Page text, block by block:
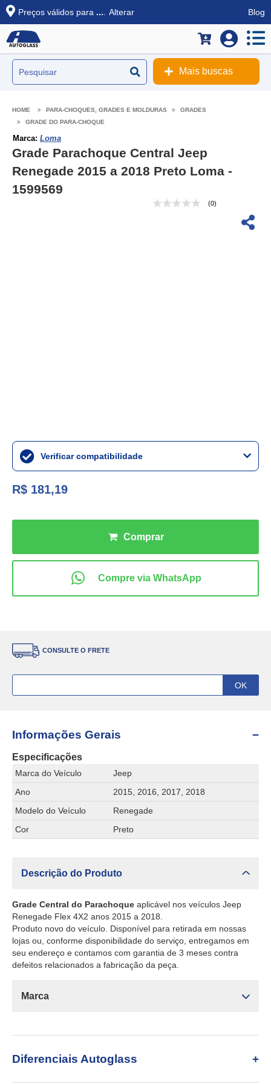
Preços válidos para ... Alterar Blog
Mais buscas
PARA-CHOQUES, GRADES E MOLDURAS
GRADES
GRADE DO PARA-CHOQUE
Marca: Loma
Grade Parachoque Central Jeep
Renegade 2015 a 2018 Preto Loma -
1599569
(0)
Verificar compatibilidade
R$ 181,19
CONSULTE O FRETE
Informações Gerais
Especificações
Marca do Veículo
Jeep
Ano
2015, 2016, 2017, 2018
Modelo do Veículo
Renegade
Cor
Preto
Descrição do Produto
Grade Central do Parachoque aplicável nos veículos Jeep
Renegade Flex 4X2 anos 2015 a 2018.
Produto novo do veículo. Disponível para retirada em nossas
lojas ou, conforme disponibilidade do serviço, entregamos em
seu endereço e contamos com garantia de 3 meses contra
defeitos relacionados a fabricação da peça.
Marca
Diferenciais Autoglass